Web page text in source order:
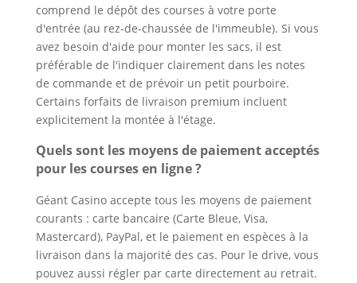
comprend le dépôt des courses à votre porte
d'entrée (au rez-de-chaussée de l'immeuble). Si vous
avez besoin d'aide pour monter les sacs, il est
préférable de l'indiquer clairement dans les notes
de commande et de prévoir un petit pourboire.
Certains forfaits de livraison premium incluent
explicitement la montée à l'étage.
Quels sont les moyens de paiement acceptés
pour les courses en ligne ?
Géant Casino accepte tous les moyens de paiement
courants : carte bancaire (Carte Bleue, Visa,
Mastercard), PayPal, et le paiement en espèces à la
livraison dans la majorité des cas. Pour le drive, vous
pouvez aussi régler par carte directement au retrait.